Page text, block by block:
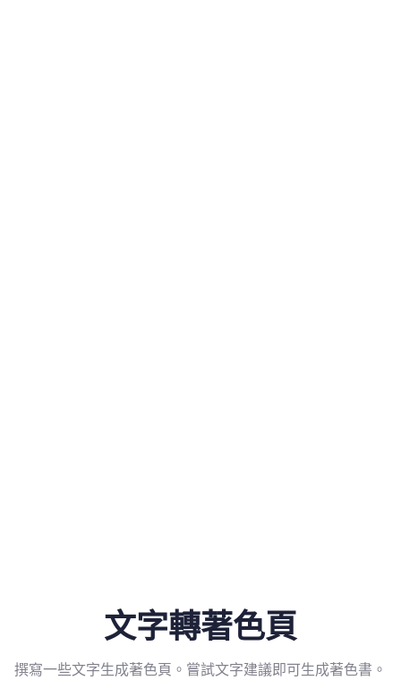
文字轉著色頁
撰寫一些文字生成著色頁。嘗試文字建議即可生成著色書。